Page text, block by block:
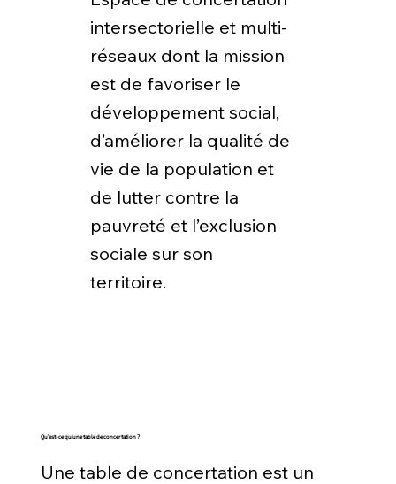
intersectorielle et multi-
réseaux dont la mission
est de favoriser le
développement social,
d’améliorer la qualité de
vie de la population et
de lutter contre la
pauvreté et l’exclusion
sociale sur son
territoire.
Qu’est-ce qu’une table de concertation ?
Une table de concertation est un